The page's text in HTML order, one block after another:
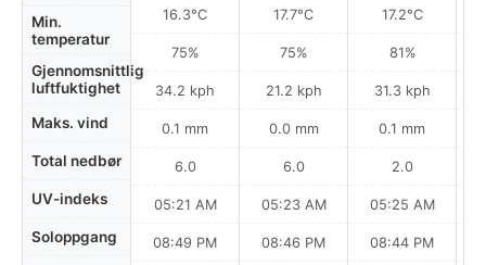
Min.
temperatur
Gjennomsnittlig
luftfuktighet
Maks. vind
Total nedbør
UV-indeks
Soloppgang
16.3°C
75%
34.2 kph
0.1 mm
6.0
05:21 AM
08:49 PM
17.7°C
75%
21.2 kph
0.0 mm
6.0
05:23 AM
08:46 PM
17.2°C
81%
31.3 kph
0.1 mm
2.0
05:25 AM
08:44 PM